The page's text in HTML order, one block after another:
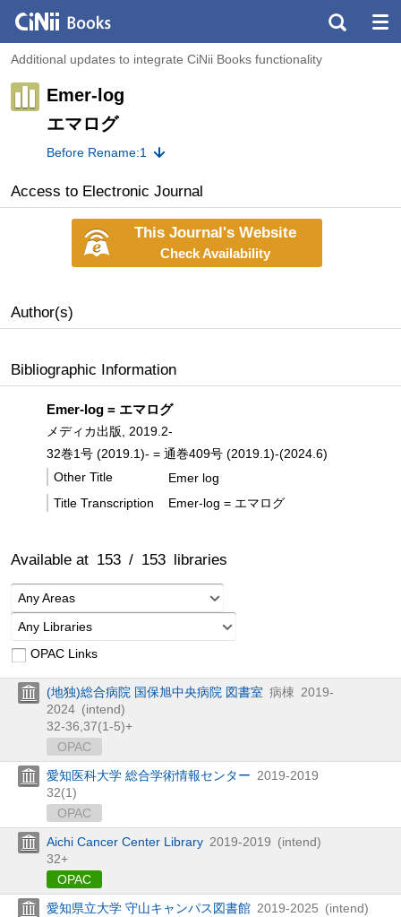
Additional updates to integrate CiNii Books functionality
Emer-log
エマログ
Before Rename:1
Access to Electronic Journal
This Journal's Website
Check Availability
Author(s)
Bibliographic Information
Emer-log = エマログ
メディカ出版, 2019.2-
32巻1号 (2019.1)- = 通巻409号 (2019.1)-(2024.6)
Other Title
Emer log
Title Transcription
Emer-log = エマログ
Available at 153 / 153 libraries
Any Areas
Any Libraries
OPAC Links
(地独)総合病院 国保旭中央病院 図書室 病棟 2019-
2024 (intend)
32-36,37(1-5)+
OPAC
愛知医科大学 総合学術情報センター 2019-2019
32(1)
OPAC
Aichi Cancer Center Library 2019-2019 (intend)
32+
OPAC
愛知県立大学 守山キャンパス図書館 2019-2025 (intend)